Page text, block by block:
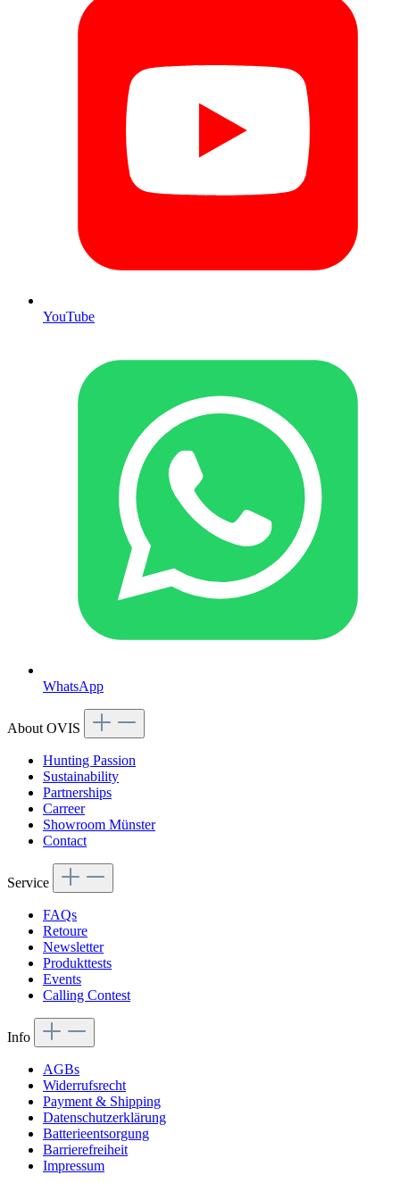
YouTube
WhatsApp
About OVIS
Hunting Passion
Sustainability
Partnerships
Carreer
Showroom Münster
Contact
Service
FAQs
Retoure
Newsletter
Produkttests
Events
Calling Contest
Info
AGBs
Widerrufsrecht
Payment & Shipping
Datenschutzerklärung
Batterieentsorgung
Barrierefreiheit
Impressum